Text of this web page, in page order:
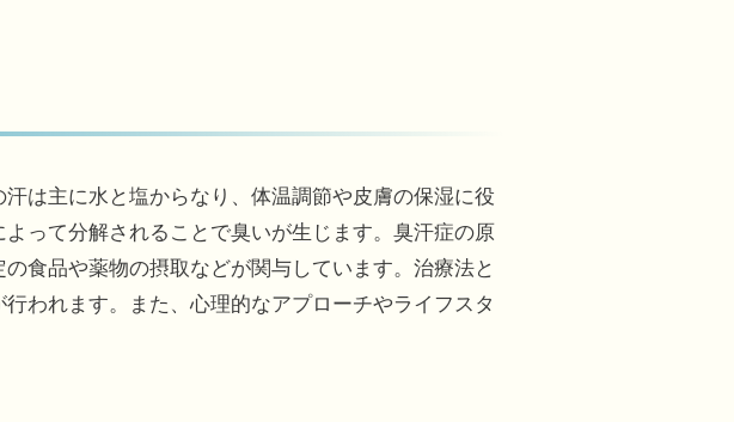
は主に水と塩からなり、体温調節や皮膚の保湿に役
って分解されることで臭いが生じます。臭汗症の原
食品や薬物の摂取などが関与しています。治療法と
われます。また、心理的なアプローチやライフスタ